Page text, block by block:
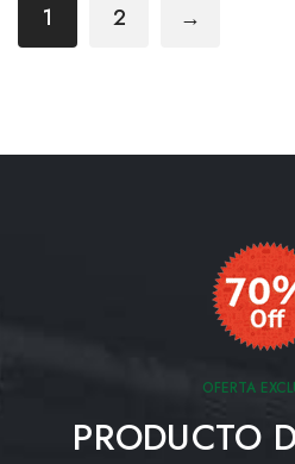
1 2 →
OFERTA
PRODUCTO